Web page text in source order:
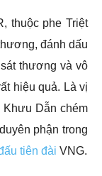
thuộc phe Triệt
đánh dấu
thương và vô
hiệu quả. Là vị
Dẫn chém
phận trong
tiên đài VNG.